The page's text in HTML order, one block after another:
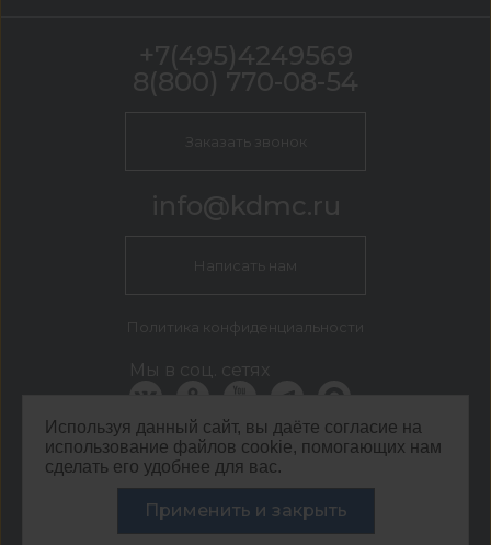
Используя данный сайт, вы даёте согласие на
использование файлов cookie, помогающих нам
сделать его удобнее для вас.
Применить и закрыть
КДМ Москва
г. Москва, Кавказский бульвар, 54
+7(495)4249569
8(800) 770-08-54
Заказать звонок
info@kdmc.ru
Написать нам
Политика конфиденциальности
Мы в соц. сетях
ООО ЦЕНТР КДМ. ИНН: 3661037157 ОГРН: 1063667287551